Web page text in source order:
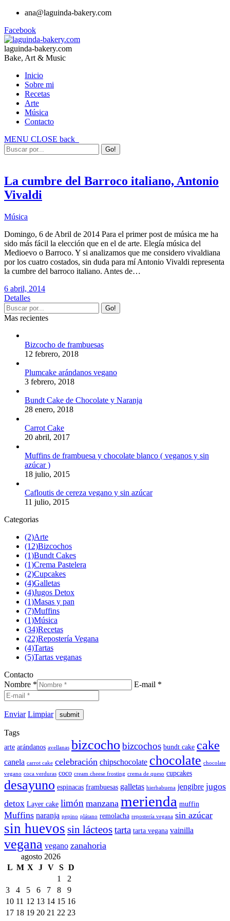
ana@laguinda-bakery.com
Facebook
laguinda-bakery.com
Bake, Art & Music
Inicio
Sobre mi
Recetas
Arte
Música
Contacto
MENU CLOSE back
La cumbre del Barroco italiano, Antonio
Vivaldi
Música
Domingo, 6 de Abril de 2014 Para el primer post de música me ha
sido más fácil la elección que en el de arte. Elegía música del
Medioevo o Barroco. Y si analizamos que me considero vivaldiana
por los cuatro costados, sin duda para mí Antonio Vivaldi representa
la cumbre del barroco italiano. Antes de…
6 abril, 2014
Detalles
Mas recientes
Bizcocho de frambuesas
12 febrero, 2018
Plumcake arándanos vegano
3 febrero, 2018
Bundt Cake de Chocolate y Naranja
28 enero, 2018
Carrot Cake
20 abril, 2017
Muffins de frambuesa y chocolate blanco ( veganos y sin
azúcar )
18 julio, 2015
Cafloutis de cereza vegano y sin azúcar
11 julio, 2015
Categorias
(2)Arte
(12)Bizcochos
(1)Bundt Cakes
(1)Crema Pastelera
(2)Cupcakes
(4)Galletas
(4)Jugos Detox
(1)Masas y pan
(7)Muffins
(1)Música
(34)Recetas
(22)Repostería Vegana
(4)Tartas
(5)Tartas veganas
Contacto
Nombre *
E-mail *
Enviar Limpiar
Tags
arte arándanos avellanas bizcocho bizcochos bundt cake cake
canela carrot cake celebración chipschocolate chocolate chocolate
vegano coca verduras coco cream cheese frosting crema de queso cupcakes
desayuno espinacas frambuesas galletas hierbabuena jengibre jugos
detox Layer cake limón manzana merienda muffin
Muffins naranja pepino plátano remolacha repostería vegana sin azúcar
sin huevos sin lácteostarta tarta vegana vainilla
vegana vegano zanahoria
agosto 2026
L M X J V S D
1
2
3
4 5 6 7 8
9
10 11 12 13 14 15 16
17 18 19 20 21 22 23